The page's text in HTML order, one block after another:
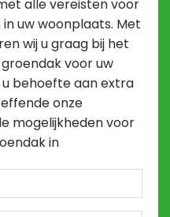
alle vereisten voor
uw woonplaats. Met
wij u graag bij het
voor uw
behoefte aan extra
onze
mogelijkheden voor
in